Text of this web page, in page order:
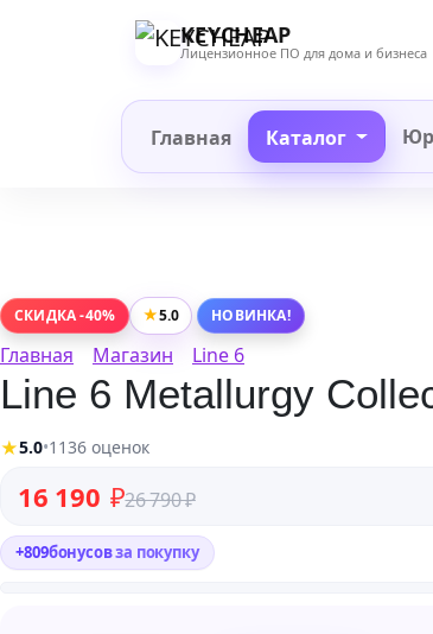
KEYCHEAP
Лицензионное ПО для дома и бизнеса
Главная Каталог
СКИДКА -40% ★5.0 НОВИНКА!
Главная Магазин Line 6
Line 6 Metallurgy
★5.0•1136 оценок
26 790₽
Первоначальная цена составляла 26 790 ₽.
16 190 ₽
Текущая цена: 16 190 ₽.
+809бонусовза покупку